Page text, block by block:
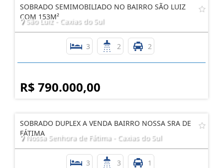
SOBRADO SEMIMOBILIADO NO BAIRRO SÃO LUIZ
COM 153M²
São Luiz - Caxias do Sul
3 2 2
R$ 790.000,00
SOBRADO DUPLEX A VENDA BAIRRO NOSSA SRA DE
FÁTIMA
Nossa Senhora de Fátima - Caxias do Sul
3 3 1